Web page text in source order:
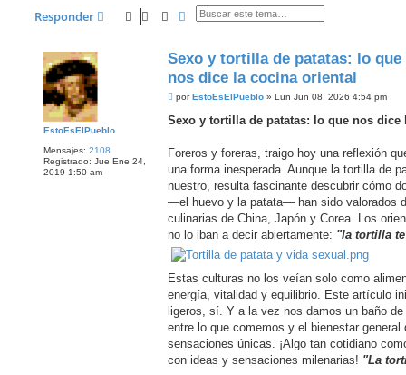
Responder BuscarBúsqueda Avanzada
EstoEsElPueblo
Mensajes: 2108
Registrado: Jue Ene 24,
2019 1:50 am
Sexo y tortilla de patatas: lo que
nos dice la cocina oriental
M
n
j
porEstoEsElPueblo» Lun Jun 08, 2026 4:54 pm
Sexo y tortilla de patatas: lo que nos dice
Foreros y foreras, traigo hoy una reflexión
una forma inesperada. Aunque la tortilla de
nuestro, resulta fascinante descubrir cómo
—el huevo y la patata— han sido valorados
culinarias de China, Japón y Corea. Los
no lo iban a decir abiertamente: "la tortilla
Estas culturas no los veían solo como
energía, vitalidad y equilibrio. Este artículo
ligeros, sí. Y a la vez nos damos un baño
entre lo que comemos y el bienestar general
sensaciones únicas. ¡Algo tan cotidiano
con ideas y sensaciones milenarias! "La